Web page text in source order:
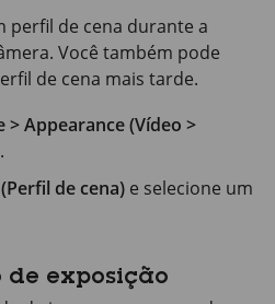
perfil de cena durante a
Você também pode
de cena mais tarde.
> Appearance (Vídeo >
.
de cena) e selecione um
de exposição